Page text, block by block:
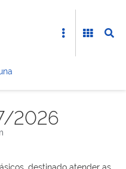
2026
destinado atender as